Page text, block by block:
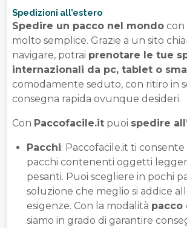
Spedizioni all’estero
Spedire un pacco nel mondo con
molto semplice. Grazie a un sito
navigare, potrai prenotare le tue
internazionali da pc, tablet o
comodamente seduto, con ritiro in
consegna rapida ovunque desideri.
Con Paccofacile.it puoi spedire
Pacchi: Paccofacile.it ti
pacchi contenenti oggetti
pesanti. Puoi scegliere in pochi
soluzione che meglio si addice
esigenze. Con la modalità pacco
siamo in grado di garantire